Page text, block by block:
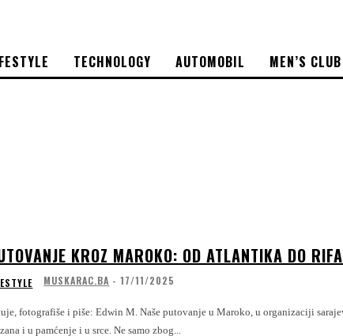
TECHNOLOGY AUTOMOBIL MEN’S CLUB
KROZ MAROKO: OD ATLANTIKA DO RIFA
MUSKARAC.BA - 17/11/2025
i piše: Edwin M. Naše putovanje u Maroko, u organizaciji sarajevske turističke agencije M97tours, bilo je jedno od onih iskustava koja ostaju
i u pamćenje i u srce. Ne samo zbog...